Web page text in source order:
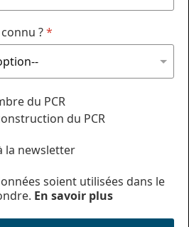
?*
du PCR
du PCR
la newsletter
soient utilisées dans le
En savoir plus